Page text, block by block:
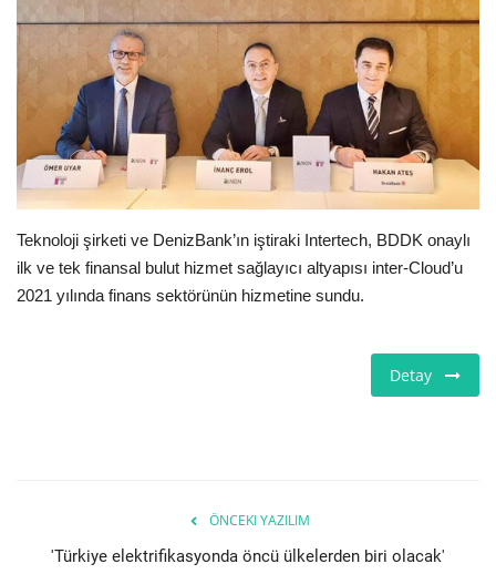
E-Devlet Sistemleri
Enerji
Tubitak
Teknoloji Kurumu
Teknoloji
Bilgiler
Teknoloji şirketi ve DenizBank’ın iştiraki Intertech, BDDK onaylı
ilk ve tek finansal bulut hizmet sağlayıcı altyapısı inter-Cloud’u
2021 yılında finans sektörünün hizmetine sundu.
Detay
ÖNCEKI YAZILIM
'Türkiye elektrifikasyonda öncü ülkelerden biri olacak'